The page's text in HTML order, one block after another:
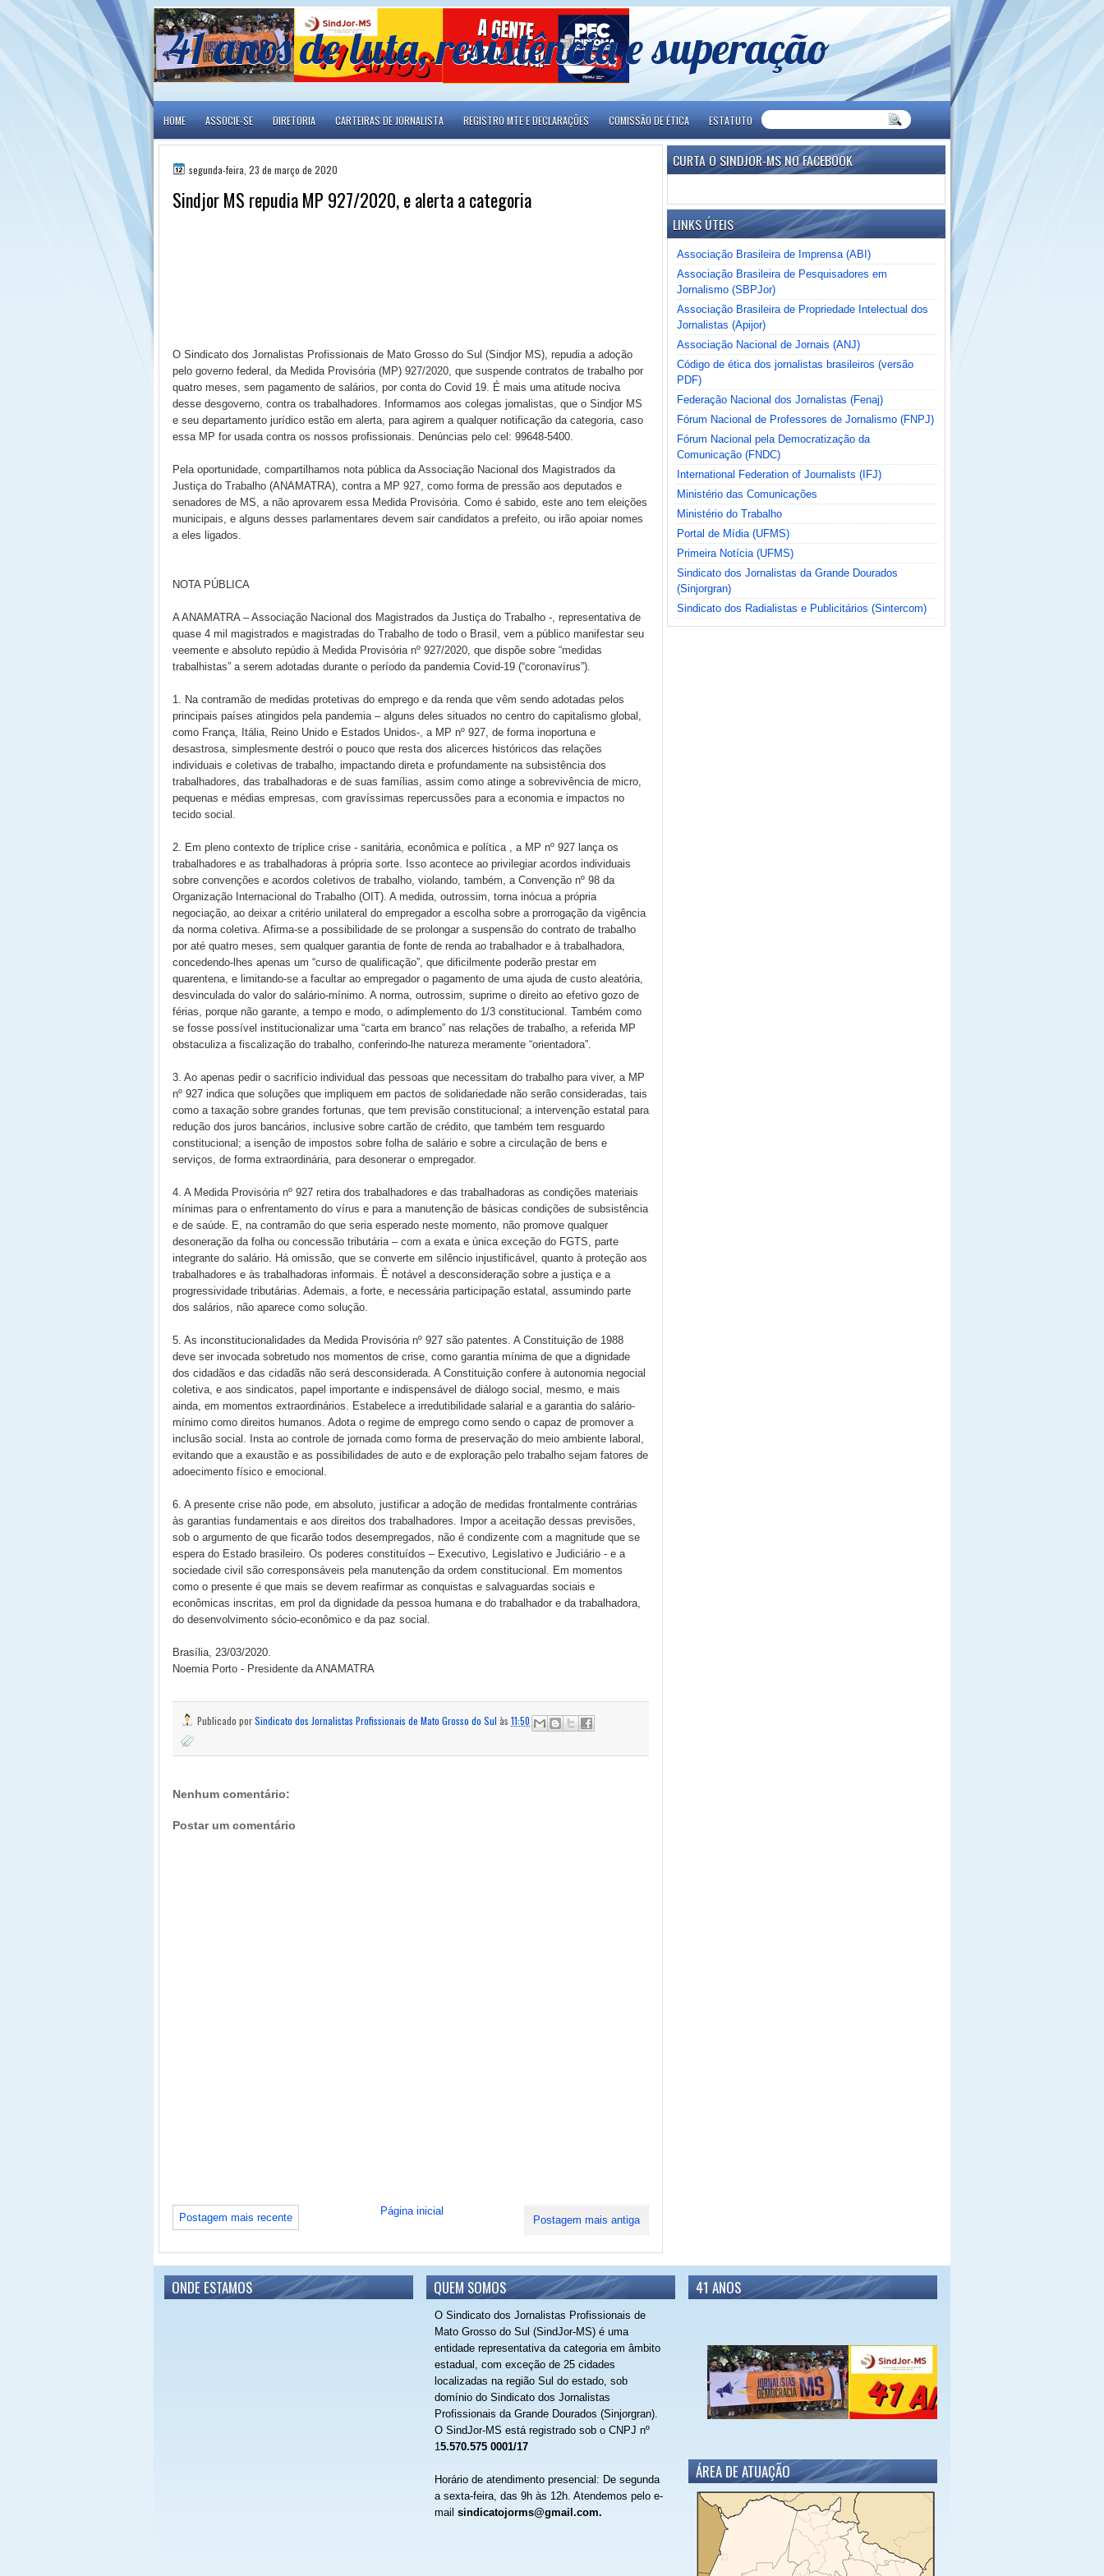
41 anos de luta, resistência e superação
HOME ASSOCIE-SE DIRETORIA CARTEIRAS DE JORNALISTA REGISTRO MTE E DECLARAÇÕES COMISSÃO DE ÉTICA ESTATUTO
segunda-feira, 23 de março de 2020
Sindjor MS repudia MP 927/2020, e alerta a categoria
O Sindicato dos Jornalistas Profissionais de Mato Grosso do Sul (Sindjor MS), repudia a adoção
pelo governo federal, da Medida Provisória (MP) 927/2020, que suspende contratos de trabalho por
quatro meses, sem pagamento de salários, por conta do Covid 19. É mais uma atitude nociva
desse desgoverno, contra os trabalhadores. Informamos aos colegas jornalistas, que o Sindjor MS
e seu departamento jurídico estão em alerta, para agirem a qualquer notificação da categoria, caso
essa MP for usada contra os nossos profissionais. Denúncias pelo cel: 99648-5400.
Pela oportunidade, compartilhamos nota pública da Associação Nacional dos Magistrados da
Justiça do Trabalho (ANAMATRA), contra a MP 927, como forma de pressão aos deputados e
senadores de MS, a não aprovarem essa Medida Provisória. Como é sabido, este ano tem eleições
municipais, e alguns desses parlamentares devem sair candidatos a prefeito, ou irão apoiar nomes
a eles ligados.
NOTA PÚBLICA
A ANAMATRA – Associação Nacional dos Magistrados da Justiça do Trabalho -, representativa de
quase 4 mil magistrados e magistradas do Trabalho de todo o Brasil, vem a público manifestar seu
veemente e absoluto repúdio à Medida Provisória nº 927/2020, que dispõe sobre “medidas
trabalhistas” a serem adotadas durante o período da pandemia Covid-19 (“coronavírus”).
1. Na contramão de medidas protetivas do emprego e da renda que vêm sendo adotadas pelos
principais países atingidos pela pandemia – alguns deles situados no centro do capitalismo global,
como França, Itália, Reino Unido e Estados Unidos-, a MP nº 927, de forma inoportuna e
desastrosa, simplesmente destrói o pouco que resta dos alicerces históricos das relações
individuais e coletivas de trabalho, impactando direta e profundamente na subsistência dos
trabalhadores, das trabalhadoras e de suas famílias, assim como atinge a sobrevivência de micro,
pequenas e médias empresas, com gravíssimas repercussões para a economia e impactos no
tecido social.
2. Em pleno contexto de tríplice crise - sanitária, econômica e política , a MP nº 927 lança os
trabalhadores e as trabalhadoras à própria sorte. Isso acontece ao privilegiar acordos individuais
sobre convenções e acordos coletivos de trabalho, violando, também, a Convenção nº 98 da
Organização Internacional do Trabalho (OIT). A medida, outrossim, torna inócua a própria
negociação, ao deixar a critério unilateral do empregador a escolha sobre a prorrogação da vigência
da norma coletiva. Afirma-se a possibilidade de se prolongar a suspensão do contrato de trabalho
por até quatro meses, sem qualquer garantia de fonte de renda ao trabalhador e à trabalhadora,
concedendo-lhes apenas um “curso de qualificação”, que dificilmente poderão prestar em
quarentena, e limitando-se a facultar ao empregador o pagamento de uma ajuda de custo aleatória,
desvinculada do valor do salário-mínimo. A norma, outrossim, suprime o direito ao efetivo gozo de
férias, porque não garante, a tempo e modo, o adimplemento do 1/3 constitucional. Também como
se fosse possível institucionalizar uma “carta em branco” nas relações de trabalho, a referida MP
obstaculiza a fiscalização do trabalho, conferindo-lhe natureza meramente “orientadora”.
3. Ao apenas pedir o sacrifício individual das pessoas que necessitam do trabalho para viver, a MP
nº 927 indica que soluções que impliquem em pactos de solidariedade não serão consideradas, tais
como a taxação sobre grandes fortunas, que tem previsão constitucional; a intervenção estatal para
redução dos juros bancários, inclusive sobre cartão de crédito, que também tem resguardo
constitucional; a isenção de impostos sobre folha de salário e sobre a circulação de bens e
serviços, de forma extraordinária, para desonerar o empregador.
4. A Medida Provisória nº 927 retira dos trabalhadores e das trabalhadoras as condições materiais
mínimas para o enfrentamento do vírus e para a manutenção de básicas condições de subsistência
e de saúde. E, na contramão do que seria esperado neste momento, não promove qualquer
desoneração da folha ou concessão tributária – com a exata e única exceção do FGTS, parte
integrante do salário. Há omissão, que se converte em silêncio injustificável, quanto à proteção aos
trabalhadores e às trabalhadoras informais. É notável a desconsideração sobre a justiça e a
progressividade tributárias. Ademais, a forte, e necessária participação estatal, assumindo parte
dos salários, não aparece como solução.
5. As inconstitucionalidades da Medida Provisória nº 927 são patentes. A Constituição de 1988
deve ser invocada sobretudo nos momentos de crise, como garantia mínima de que a dignidade
dos cidadãos e das cidadãs não será desconsiderada. A Constituição confere à autonomia negocial
coletiva, e aos sindicatos, papel importante e indispensável de diálogo social, mesmo, e mais
ainda, em momentos extraordinários. Estabelece a irredutibilidade salarial e a garantia do salário-
mínimo como direitos humanos. Adota o regime de emprego como sendo o capaz de promover a
inclusão social. Insta ao controle de jornada como forma de preservação do meio ambiente laboral,
evitando que a exaustão e as possibilidades de auto e de exploração pelo trabalho sejam fatores de
adoecimento físico e emocional.
6. A presente crise não pode, em absoluto, justificar a adoção de medidas frontalmente contrárias
às garantias fundamentais e aos direitos dos trabalhadores. Impor a aceitação dessas previsões,
sob o argumento de que ficarão todos desempregados, não é condizente com a magnitude que se
espera do Estado brasileiro. Os poderes constituídos – Executivo, Legislativo e Judiciário - e a
sociedade civil são corresponsáveis pela manutenção da ordem constitucional. Em momentos
como o presente é que mais se devem reafirmar as conquistas e salvaguardas sociais e
econômicas inscritas, em prol da dignidade da pessoa humana e do trabalhador e da trabalhadora,
do desenvolvimento sócio-econômico e da paz social.
Brasília, 23/03/2020.
Noemia Porto - Presidente da ANAMATRA
Publicado porSindicato dos Jornalistas Profissionais de Mato Grosso do Sul às 11:50
Nenhum comentário:
Postar um comentário
Postagem mais recente Postagem mais antiga
Página inicial
CURTA O SINDJOR-MS NO FACEBOOK
LINKS ÚTEIS
Associação Brasileira de Imprensa (ABI)
Associação Brasileira de Pesquisadores em
Jornalismo (SBPJor)
Associação Brasileira de Propriedade Intelectual dos
Jornalistas (Apijor)
Associação Nacional de Jornais (ANJ)
Código de ética dos jornalistas brasileiros (versão
PDF)
Federação Nacional dos Jornalistas (Fenaj)
Fórum Nacional de Professores de Jornalismo (FNPJ)
Fórum Nacional pela Democratização da
Comunicação (FNDC)
International Federation of Journalists (IFJ)
Ministério das Comunicações
Ministério do Trabalho
Portal de Mídia (UFMS)
Primeira Notícia (UFMS)
Sindicato dos Jornalistas da Grande Dourados
(Sinjorgran)
Sindicato dos Radialistas e Publicitários (Sintercom)
ONDE ESTAMOS QUEM SOMOS
O Sindicato dos Jornalistas Profissionais de
Mato Grosso do Sul (SindJor-MS) é uma
entidade representativa da categoria em âmbito
estadual, com exceção de 25 cidades
localizadas na região Sul do estado, sob
domínio do Sindicato dos Jornalistas
Profissionais da Grande Dourados (Sinjorgran).
O SindJor-MS está registrado sob o CNPJ nº
15.570.575 0001/17
Horário de atendimento presencial: De segunda
a sexta-feira, das 9h às 12h. Atendemos pelo e-
mail sindicatojorms@gmail.com.
41 ANOS
ÁREA DE ATUAÇÃO